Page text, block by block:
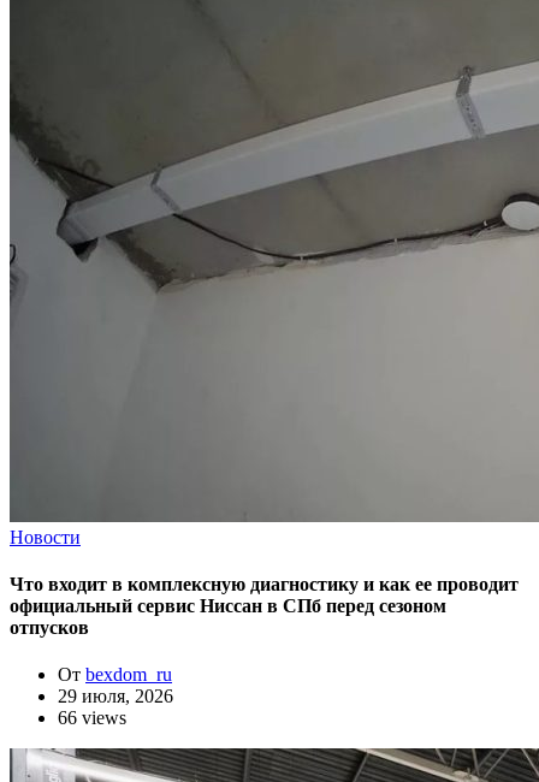
Новости
Что входит в комплексную диагностику и как ее проводит
официальный сервис Ниссан в СПб перед сезоном
отпусков
От bexdom_ru
29 июля, 2026
66 views